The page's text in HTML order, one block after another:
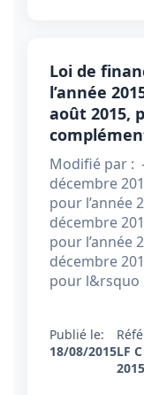
Loi de
l’année
août 2015,
Modifié par :
décembre
pour l’année
décembre
pour l’année
décembre
pour l&rsquo
Publié le:
18/08/2015LF C